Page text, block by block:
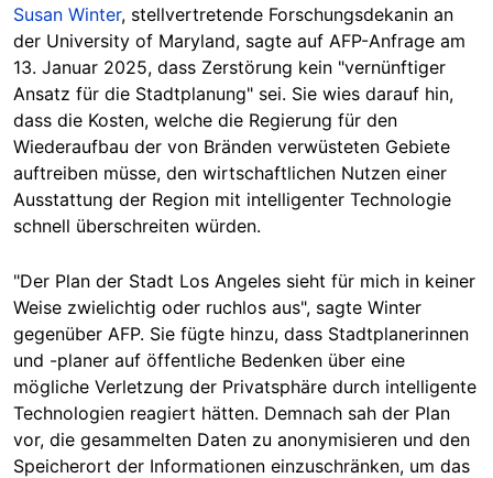
Susan Winter, stellvertretende Forschungsdekanin an
der University of Maryland, sagte auf AFP-Anfrage am
13. Januar 2025, dass Zerstörung kein "vernünftiger
Ansatz für die Stadtplanung" sei. Sie wies darauf hin,
dass die Kosten, welche die Regierung für den
Wiederaufbau der von Bränden verwüsteten Gebiete
auftreiben müsse, den wirtschaftlichen Nutzen einer
Ausstattung der Region mit intelligenter Technologie
schnell überschreiten würden.
"Der Plan der Stadt Los Angeles sieht für mich in keiner
Weise zwielichtig oder ruchlos aus", sagte Winter
gegenüber AFP. Sie fügte hinzu, dass Stadtplanerinnen
und -planer auf öffentliche Bedenken über eine
mögliche Verletzung der Privatsphäre durch intelligente
Technologien reagiert hätten. Demnach sah der Plan
vor, die gesammelten Daten zu anonymisieren und den
Speicherort der Informationen einzuschränken, um das